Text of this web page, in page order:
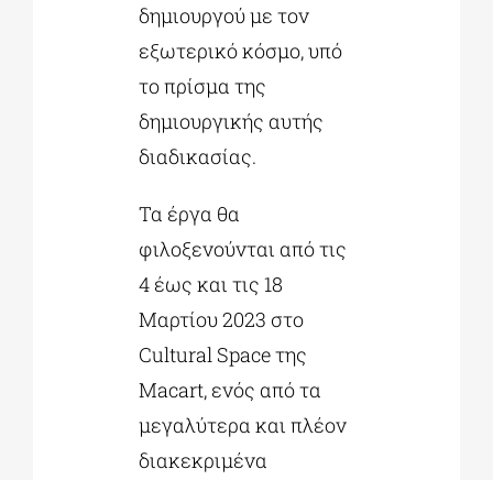
δημιουργού με τον
εξωτερικό κόσμο, υπό
το πρίσμα της
δημιουργικής αυτής
διαδικασίας.
Τα έργα θα
φιλοξενούνται από τις
4 έως και τις 18
Μαρτίου 2023 στο
Cultural Space της
Macart, ενός από τα
μεγαλύτερα και πλέον
διακεκριμένα